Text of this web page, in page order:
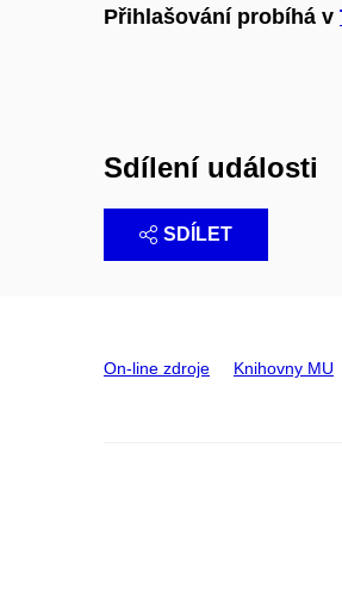
Přihlašování probíhá v
Sdílení události
SDÍLET
On-line zdroje Knihovny MU